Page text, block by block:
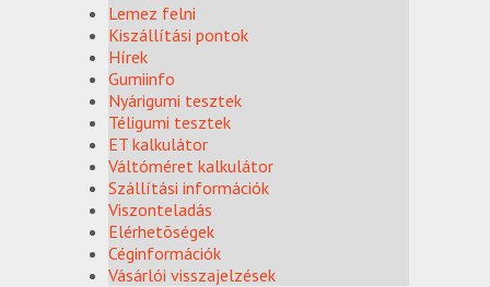
Lemez felni
Kiszállítási pontok
Hírek
Gumiinfo
Nyárigumi tesztek
Téligumi tesztek
ET kalkulátor
Váltóméret kalkulátor
Szállítási információk
Viszonteladás
Elérhetõségek
Céginformációk
Vásárlói visszajelzések